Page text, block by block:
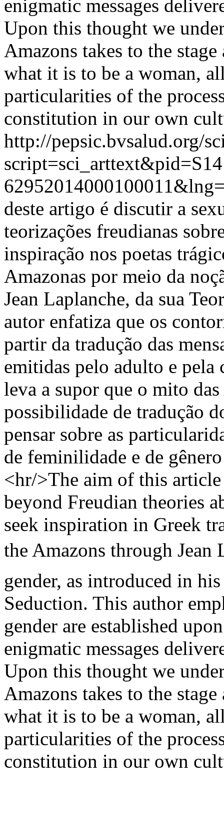
enigmatic messages
Upon this thought we
Amazons takes to the
what it is to be a woman,
particularities of the
constitution in our own
http://pepsic.bvsalud.org/
deste artigo é discutir a
teorizações freudianas
inspiração nos poetas
Amazonas por meio da
Jean Laplanche, da sua
autor enfatiza que os
partir da tradução das
emitidas pelo adulto e pela
leva a supor que o mito
possibilidade de tradução
pensar sobre as
de feminilidade e de
<hr/>The aim of this
beyond Freudian theories
seek inspiration in Greek
the Amazons through Jean
gender, as introduced in
Seduction. This author
gender are established
enigmatic messages
Upon this thought we
Amazons takes to the
what it is to be a woman,
particularities of the
constitution in our own